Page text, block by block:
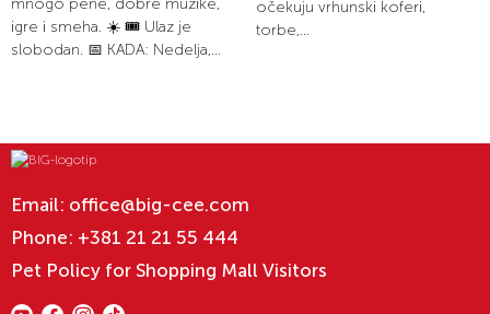
igre i smeha. ☀️ 🎟️ Ulaz je
slobodan. 📅 KADA: Nedelja,...
očekuju vrhunski koferi,
torbe,...
Email: office@big-cee.com
Phone: +381 21 21 55 444
Pet Policy for Shopping Mall Visitors